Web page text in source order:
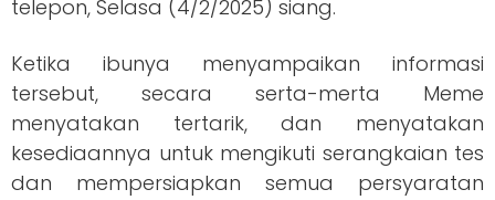
telepon, Selasa (4/2/2025) siang.
Ketika ibunya menyampaikan informasi
tersebut, secara serta-merta Meme
menyatakan tertarik, dan menyatakan
kesediaannya untuk mengikuti serangkaian tes
dan mempersiapkan semua persyaratan